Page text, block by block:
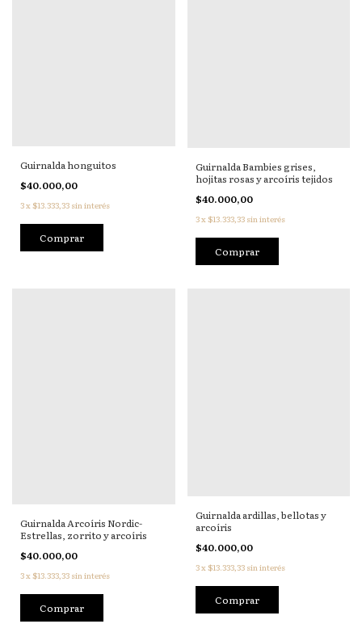
Guirnalda honguitos
$40.000,00
3x$13.333,33 sin interés
Guirnalda Bambies grises,
hojitas rosas y arcoíris tejidos
$40.000,00
3x$13.333,33 sin interés
Guirnalda Arcoíris Nordic-
Estrellas, zorrito y arcoíris
$40.000,00
3x$13.333,33 sin interés
Guirnalda ardillas, bellotas y
arcoíris
$40.000,00
3x $13.333,33 sin interés